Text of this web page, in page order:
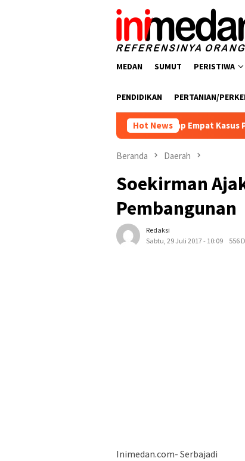
MEDAN SUMUT PERISTIWA
PENDIDIKAN PERTANIAN/
Hot News
Polres Batu Bara Ungkap Empat Kasus Peredaran
Beranda Daerah
Soekirman
Pembangunan
Redaksi
Sabtu, 29 Juli 2017 - 10:09
556
Inimedan.com- Serbajadi